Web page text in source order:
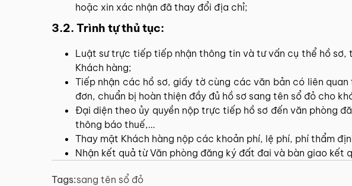
hoặc xin xác nhận đã thay đổi địa chỉ;
3.2. Trình tự thủ tục:
Luật sư trực tiếp tiếp nhận thông tin và tư vấn cụ thể hồ
Khách hàng;
Tiếp nhận các hồ sơ, giấy tờ cùng các văn bản có liên
đơn, chuẩn bị hoàn thiện đầy đủ hồ sơ sang tên sổ đỏ cho
Đại diện theo ủy quyền nộp trực tiếp hồ sơ đến văn phòng
thông báo thuế,…
Thay mặt Khách hàng nộp các khoản phí, lệ phí, phí thẩm
Nhận kết quả từ Văn phòng đăng ký đất đai và bàn giao kết
Tags:sang tên sổ đỏ